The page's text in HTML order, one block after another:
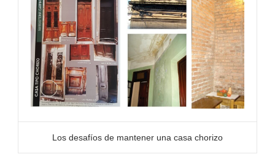
Los desafíos de mantener una casa chorizo